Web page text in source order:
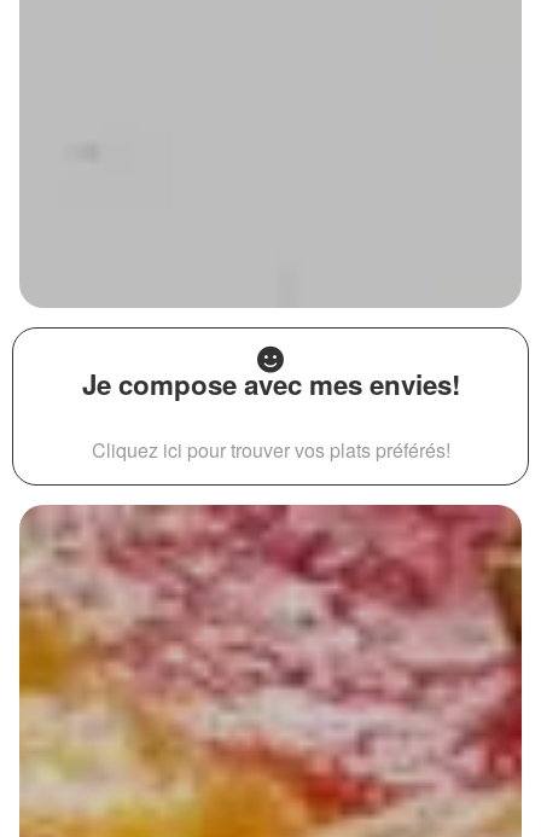
Je compose avec mes envies!
Cliquez ici pour trouver vos plats préférés!